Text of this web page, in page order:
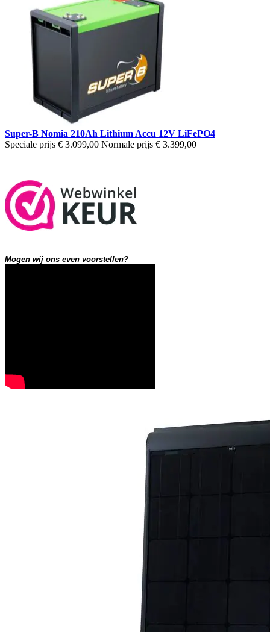
Super-B Nomia 210Ah Lithium Accu 12V LiFePO4
Speciale prijs € 3.099,00 Normale prijs € 3.399,00
Mogen wij ons even voorstellen?